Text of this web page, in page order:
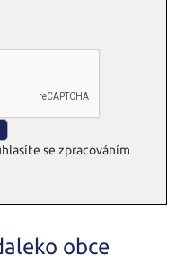
se zpracováním
obce